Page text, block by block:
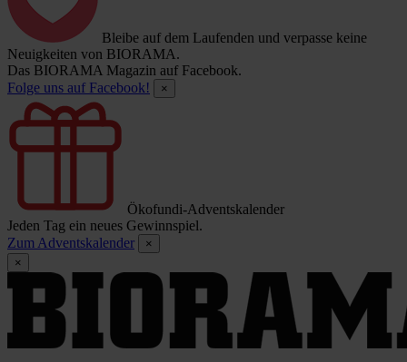
Bleibe auf dem Laufenden und verpasse keine
Neuigkeiten von BIORAMA.
Das BIORAMA Magazin auf Facebook.
Folge uns auf Facebook!
×
Ökofundi-Adventskalender
Jeden Tag ein neues Gewinnspiel.
Zum Adventskalender
×
×